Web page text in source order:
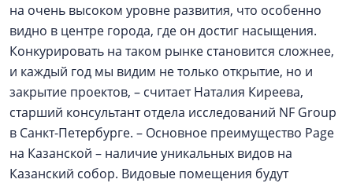
на очень высоком уровне развития, что особенно
видно в центре города, где он достиг насыщения.
Конкурировать на таком рынке становится сложнее,
и каждый год мы видим не только открытие, но и
закрытие проектов, – считает Наталия Киреева,
старший консультант отдела исследований NF Group
в Санкт-Петербурге. – Основное преимущество Page
на Казанской – наличие уникальных видов на
Казанский собор. Видовые помещения будут